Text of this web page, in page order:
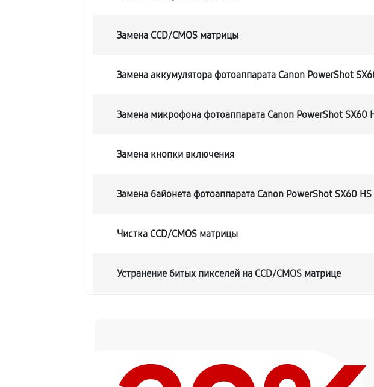
Замена CCD/CMOS матрицы
Замена аккумулятора фотоаппарата Canon PowerShot
Замена микрофона фотоаппарата Canon PowerShot SX60
Замена кнопки включения
Замена байонета фотоаппарата Canon PowerShot SX60 HS
Чистка CCD/CMOS матрицы
Устранение битых пикселей на CCD/CMOS матрице